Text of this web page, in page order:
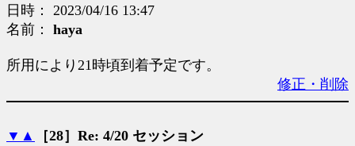
日時： 2023/04/16 13:47
名前： haya
所用により21時頃到着予定です。
修正・削除
▼ ▲
［28］Re: 4/20 セッション